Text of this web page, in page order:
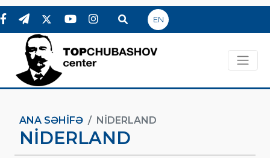
EN
ANA SƏHIFƏ NIDERLAND
NIDERLAND